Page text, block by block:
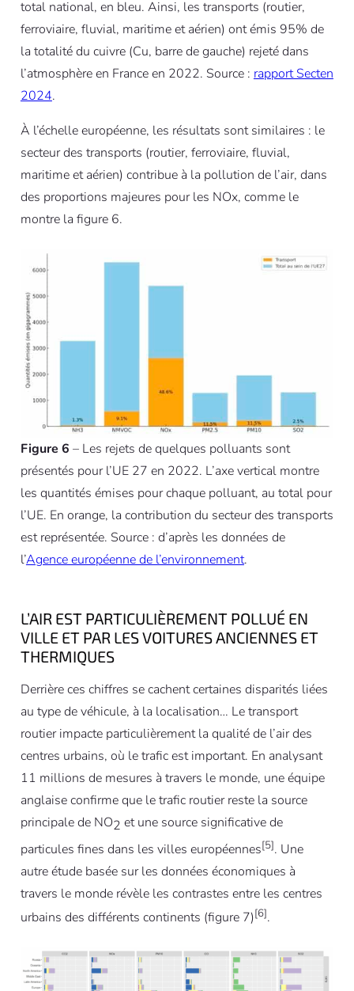
total national, en bleu. Ainsi, les transports (routier,
ferroviaire, fluvial, maritime et aérien) ont émis 95% de
la totalité du cuivre (Cu, barre de gauche) rejeté dans
l’atmosphère en France en 2022. Source : rapport Secten
2024.
À l’échelle européenne, les résultats sont similaires : le
secteur des transports (routier, ferroviaire, fluvial,
maritime et aérien) contribue à la pollution de l’air, dans
des proportions majeures pour les NOx, comme le
montre la figure 6.
Figure 6 – Les rejets de quelques polluants sont
présentés pour l’UE 27 en 2022. L’axe vertical montre
les quantités émises pour chaque polluant, au total pour
l’UE. En orange, la contribution du secteur des transports
est représentée. Source : d’après les données de
l’Agence européenne de l’environnement.
L’AIR EST PARTICULIÈREMENT POLLUÉ EN
VILLE ET PAR LES VOITURES ANCIENNES ET
THERMIQUES
Derrière ces chiffres se cachent certaines disparités liées
au type de véhicule, à la localisation… Le transport
routier impacte particulièrement la qualité de l’air des
centres urbains, où le trafic est important. En analysant
11 millions de mesures à travers le monde, une équipe
anglaise confirme que le trafic routier reste la source
principale de NO2 et une source significative de
particules fines dans les villes européennes[5]. Une
autre étude basée sur les données économiques à
travers le monde révèle les contrastes entre les centres
urbains des différents continents (figure 7)[6].